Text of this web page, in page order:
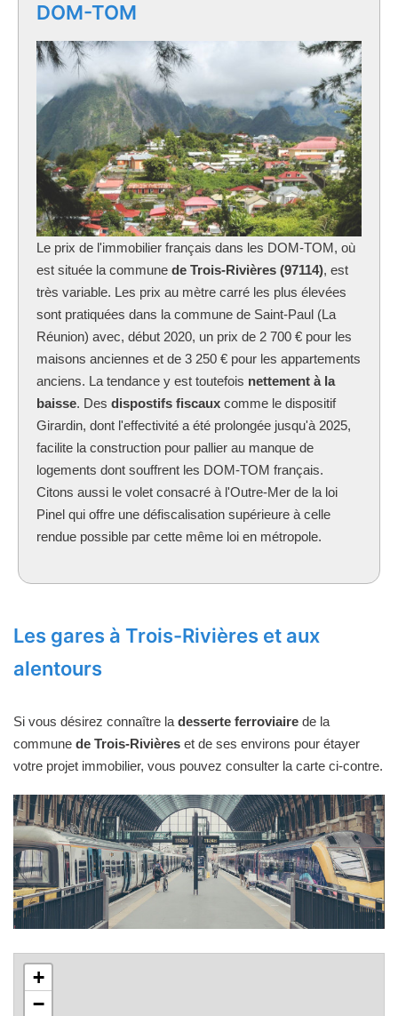
DOM-TOM
Le prix de l'immobilier français dans les DOM-TOM, où
est située la commune de Trois-Rivières (97114), est
très variable. Les prix au mètre carré les plus élevées
sont pratiquées dans la commune de Saint-Paul (La
Réunion) avec, début 2020, un prix de 2 700 € pour les
maisons anciennes et de 3 250 € pour les appartements
anciens. La tendance y est toutefois nettement à la
baisse. Des dispostifs fiscaux comme le dispositif
Girardin, dont l'effectivité a été prolongée jusqu'à 2025,
facilite la construction pour pallier au manque de
logements dont souffrent les DOM-TOM français.
Citons aussi le volet consacré à l'Outre-Mer de la loi
Pinel qui offre une défiscalisation supérieure à celle
rendue possible par cette même loi en métropole.
Les gares à Trois-Rivières et aux
alentours
Si vous désirez connaître la desserte ferroviaire de la
commune de Trois-Rivières et de ses environs pour étayer
votre projet immobilier, vous pouvez consulter la carte ci-contre.
+
−